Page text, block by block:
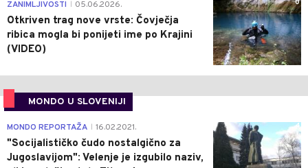
0
ZANIMLJIVOSTI 05.06.2026.
Otkriven trag nove vrste: Čovječja
ribica mogla bi ponijeti ime po Krajini
(VIDEO)
MONDO U SLOVENIJI
4
MONDO REPORTAŽA 16.02.2021.
"Socijalističko čudo nostalgično za
Jugoslavijom": Velenje je izgubilo naziv,